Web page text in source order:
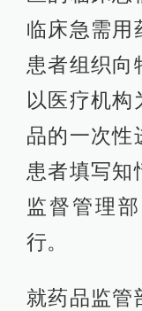
临床急需用
患者组织向
以医疗机构
品的一次性
患者填写知
监督管理
行。
就药品监管